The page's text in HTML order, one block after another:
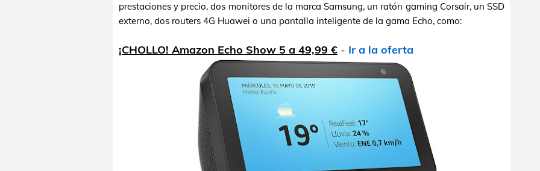
prestaciones y precio, dos monitores de la marca Samsung, un ratón gaming Corsair, un SSD
externo, dos routers 4G Huawei o una pantalla inteligente de la gama Echo, como:
¡CHOLLO! Amazon Echo Show 5 a 49,99 € - Ir a la oferta